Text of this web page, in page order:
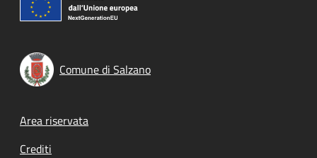
Comune di Salzano
Footer menu
Area riservata
Crediti